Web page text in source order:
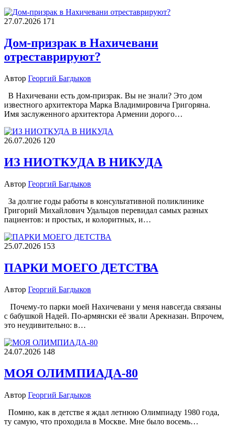
27.07.2026 171
Дом-призрак в Нахичевани
отреставрируют?
Автор Георгий Багдыков
В Нахичевани есть дом-призрак. Вы не знали? Это дом
известного архитектора Марка Владимировича Григоряна.
Имя заслуженного архитектора Армении дорого…
26.07.2026 120
ИЗ НИОТКУДА В НИКУДА
Автор Георгий Багдыков
За долгие годы работы в консультативной поликлинике
Григорий Михайлович Удальцов перевидал самых разных
пациентов: и простых, и колоритных, и…
25.07.2026 153
ПАРКИ МОЕГО ДЕТСТВА
Автор Георгий Багдыков
Почему-то парки моей Нахичевани у меня навсегда связаны
с бабушкой Надей. По-армянски её звали Арекназан. Впрочем,
это неудивительно: в…
24.07.2026 148
МОЯ ОЛИМПИАДА-80
Автор Георгий Багдыков
Помню, как в детстве я ждал летнюю Олимпиаду 1980 года,
ту самую, что проходила в Москве. Мне было восемь…